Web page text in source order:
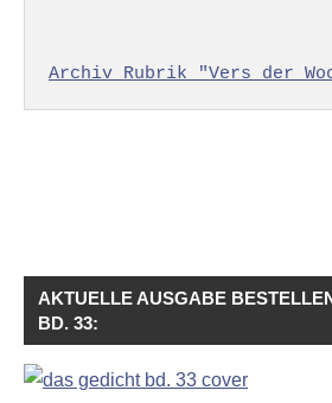
Archiv Rubrik "Vers der
AKTUELLE AUSGABE
BD. 33: